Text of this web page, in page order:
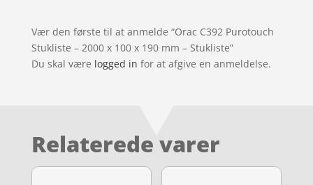
Vær den første til at anmelde “Orac C392 Purotouch
Stukliste – 2000 x 100 x 190 mm – Stukliste”
Du skal være logged in for at afgive en anmeldelse.
Relaterede varer